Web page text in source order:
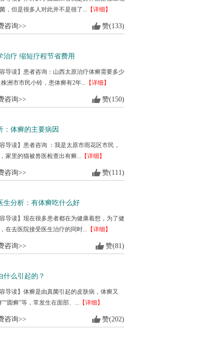
，但是很多人对此并不是很了... 【详细】
咨询>> 赞(133)
治疗 缩短疗程节省费用
导读】患者咨询：山西太原治疗体癣需要多少
洲市市民小铃，患体癣有2年... 【详细】
咨询>> 赞(150)
：体癣的主要病因
导读】患者咨询 ：我是太原市雨花区市民，
家里的猫被兽医检查出有癣... 【详细】
咨询>> 赞(111)
生分析：有体癣吃什么好
导读】现在很多患者都在为健康着想，为了健
在去医院接受医生治疗的同时... 【详细】
咨询>> 赞(81)
什么引起的？
导读】体癣是由真菌引起的皮肤病，体癣又
”“圆癣”等，常发生在面部、... 【详细】
咨询>> 赞(202)